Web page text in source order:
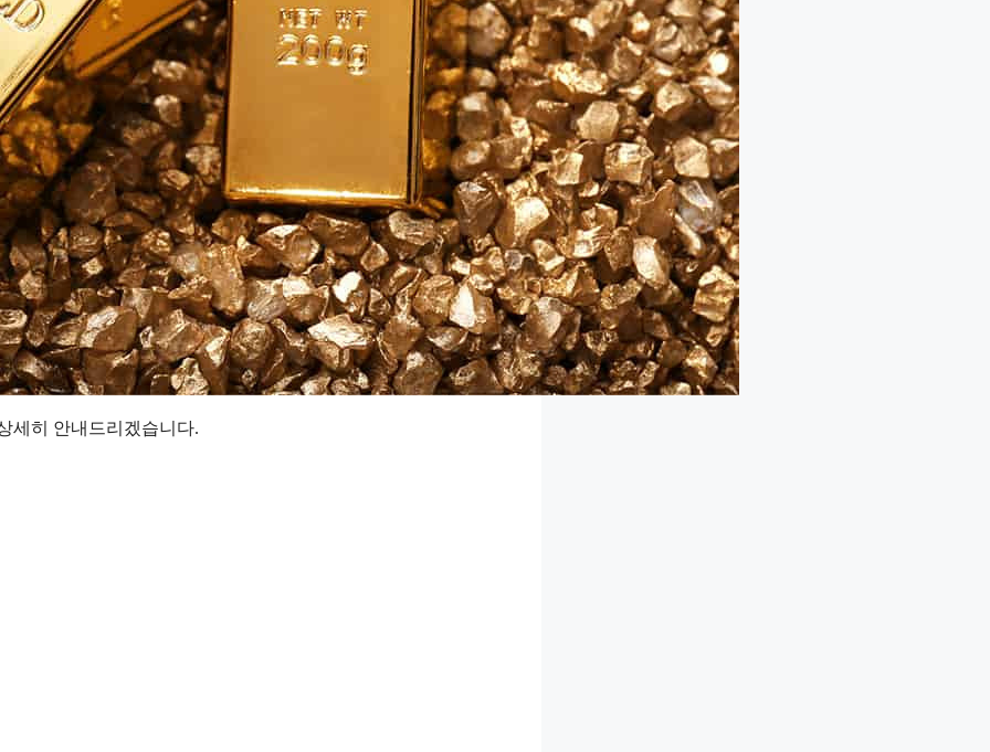
세히 안내드리겠습니다.